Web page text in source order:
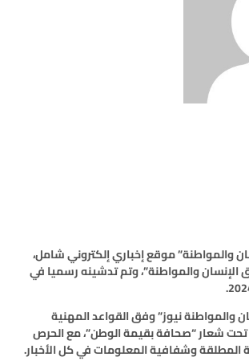
والمواطنة” موقع إخباري إلكتروني شامل،
والمواطنة”، وتم تدشينه رسميا في
والمواطنة نيوز” وفق القواعد المهنية
تحت شعار “صحافة بقيمة الوطن”، مع الحرص
المطلقة وشفافية المعلومات في كل الأخبار.